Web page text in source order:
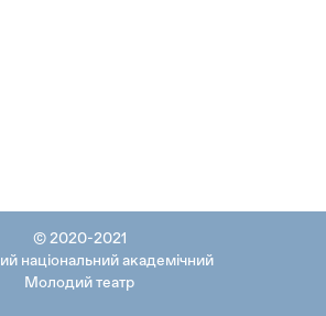
© 2020-2021
національний академічний
Молодий театр